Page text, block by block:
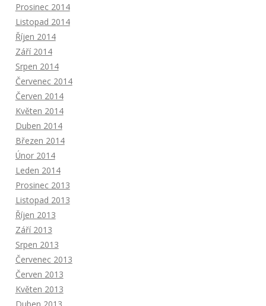
Prosinec 2014
Listopad 2014
Říjen 2014
Září 2014
Srpen 2014
Červenec 2014
Červen 2014
Květen 2014
Duben 2014
Březen 2014
Únor 2014
Leden 2014
Prosinec 2013
Listopad 2013
Říjen 2013
Září 2013
Srpen 2013
Červenec 2013
Červen 2013
Květen 2013